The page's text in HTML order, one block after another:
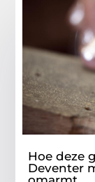
Hoe deze
Deventer